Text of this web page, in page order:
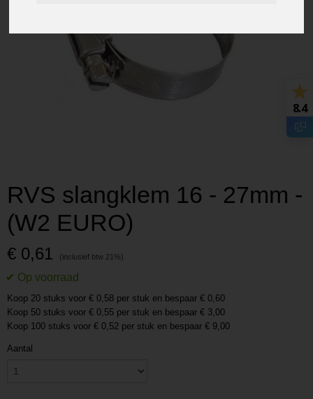
RVS slangklem 16 - 27mm -
(W2 EURO)
€ 0,61
Koop 20 stuks voor € 0,58 per stuk en bespaar € 0,60
Koop 50 stuks voor € 0,55 per stuk en bespaar € 3,00
Koop 100 stuks voor € 0,52 per stuk en bespaar € 9,00
Aantal
8.4